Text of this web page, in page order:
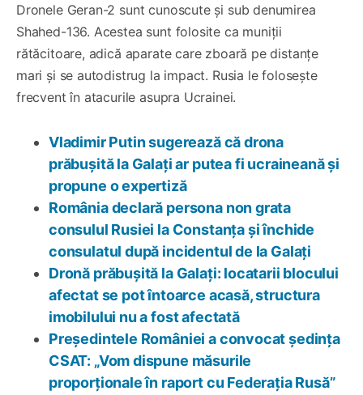
Dronele Geran-2 sunt cunoscute și sub denumirea
Shahed-136. Acestea sunt folosite ca muniții
rătăcitoare, adică aparate care zboară pe distanțe
mari și se autodistrug la impact. Rusia le folosește
frecvent în atacurile asupra Ucrainei.
Vladimir Putin sugerează că drona
prăbușită la Galați ar putea fi ucraineană și
propune o expertiză
România declară persona non grata
consulul Rusiei la Constanța și închide
consulatul după incidentul de la Galați
Dronă prăbușită la Galați: locatarii blocului
afectat se pot întoarce acasă, structura
imobilului nu a fost afectată
Președintele României a convocat ședința
CSAT: „Vom dispune măsurile
proporționale în raport cu Federația Rusă”